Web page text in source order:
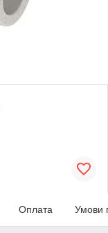
Оплата Умови